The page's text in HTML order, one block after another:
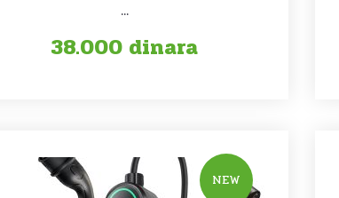
...
38.000 dinara
NEW